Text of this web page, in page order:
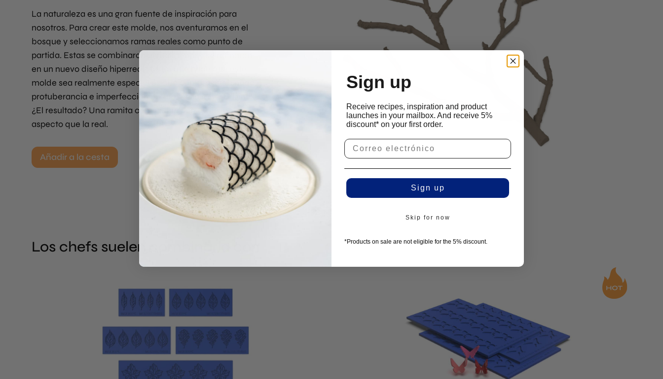
La naturaleza es una gran fuente de inspiración para
nosotros. Para crear este molde, nos aventuramos en el
bosque y seleccionamos ramas reales como punto de
partida. Estas se combinaron digitalmente y se refinaron
en un nuevo diseño hiperrealista. Lo que hace que este
molde sea realmente especial es que captura cada nudo,
protuberancia e imperfección natural de la rama original.
¿El resultado? Una ramita comestible con el mismo
aspecto que la real.
Añadir a la cesta
Los chefs suelen combinarlo con
Sign up
Receive recipes, inspiration and product
launches in your mailbox. And receive 5%
discount* on your first order.
Sign up
Skip for now
*Products on sale are not eligible for the 5% discount.